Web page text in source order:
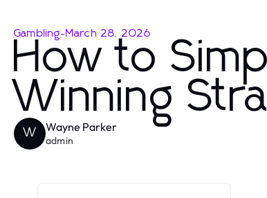
Gambling-March 28, 2026
How to
Winning
W Wayne Parker
admin